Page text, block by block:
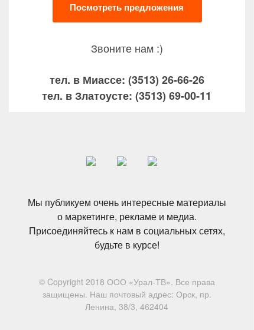
Посмотреть предложения
Звоните нам :)
тел. в Миассе: (3513) 26-66-26
тел. в Златоусте: (3513) 69-00-11
Мы публикуем очень интересные материалы
о маркетинге, рекламе и медиа.
Присоединяйтесь к нам в социальных сетях,
будьте в курсе!
© Copyright 2018 ООО «Урал-ТВ». Все права
защищены. Наш почтовый адрес: Орск, пр.
Ленина, 38/3, 462404